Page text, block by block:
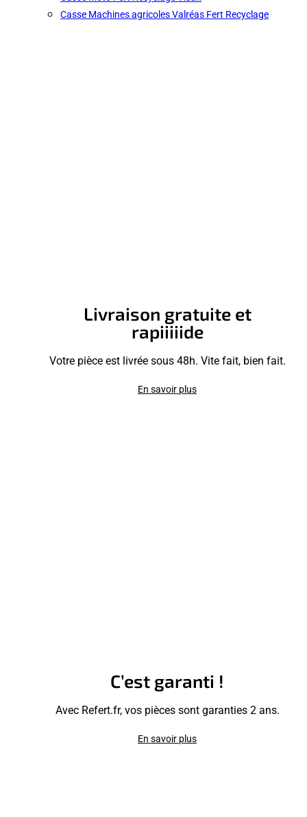
Casse Machines agricoles Valréas Fert Recyclage
Livraison gratuite et
rapiiiiide
Votre pièce est livrée sous 48h. Vite fait, bien fait.
En savoir plus
C’est garanti !
Avec Refert.fr, vos pièces sont garanties 2 ans.
En savoir plus